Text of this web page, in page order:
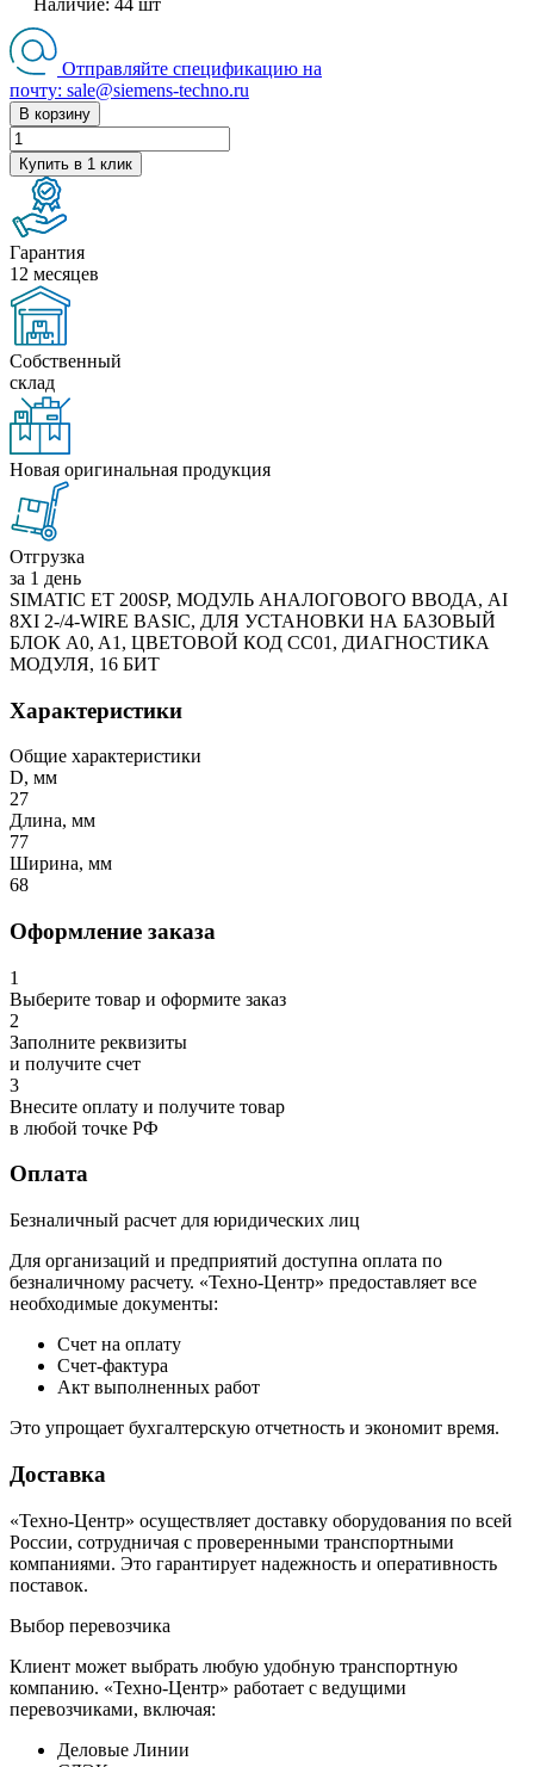
Отправляйте спецификацию на
почту: sale@siemens-techno.ru
В корзину
Купить в 1 клик
Гарантия
12 месяцев
Собственный
склад
Новая оригинальная продукция
Отгрузка
за 1 день
SIMATIC ET 200SP, МОДУЛЬ АНАЛОГОВОГО ВВОДА, AI
8XI 2-/4-WIRE BASIC, ДЛЯ УСТАНОВКИ НА БАЗОВЫЙ
БЛОК A0, A1, ЦВЕТОВОЙ КОД CC01, ДИАГНОСТИКА
МОДУЛЯ, 16 БИТ
Характеристики
Общие характеристики
D, мм
27
Длина, мм
77
Ширина, мм
68
Оформление заказа
1
Выберите товар и оформите заказ
2
Заполните реквизиты
и получите счет
3
Внесите оплату и получите товар
в любой точке РФ
Оплата
Безналичный расчет для юридических лиц
Для организаций и предприятий доступна оплата по
безналичному расчету. «Техно-Центр» предоставляет все
необходимые документы:
Счет на оплату
Счет-фактура
Акт выполненных работ
Это упрощает бухгалтерскую отчетность и экономит время.
Доставка
«Техно-Центр» осуществляет доставку оборудования по всей
России, сотрудничая с проверенными транспортными
компаниями. Это гарантирует надежность и оперативность
поставок.
Выбор перевозчика
Клиент может выбрать любую удобную транспортную
компанию. «Техно-Центр» работает с ведущими
перевозчиками, включая:
Деловые Линии